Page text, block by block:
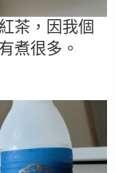
茶，因我個
煮很多。